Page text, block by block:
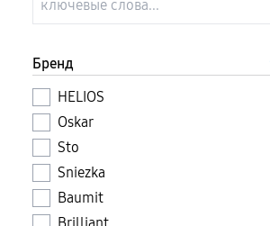
Бренд
HELIOS
Oskar
Sto
Sniezka
Baumit